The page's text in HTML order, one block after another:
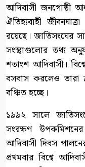
আদিবাসী জনগোষ্ঠী
ঐতিহ্যবাহী
রয়েছে। জাতিসংঘের
সংস্থাগুলোর তথ্য
শতাংশ আদিবাসী।
বসবাস করলেও তারা
বঞ্চিত হচ্ছে।
১৯৯২ সালে
সংরক্ষণ
আদিবাসী দিবস
প্রথমবার বিশ্বে